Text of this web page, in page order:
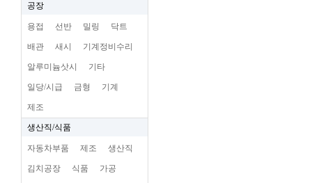
공장
용접 선반 밀링 닥트
배관 새시 기계정비수리
알루미늄삿시 기타
일당/시급 금형 기계
제조
생산직/식품
자동차부품 제조 생산직
김치공장 식품 가공